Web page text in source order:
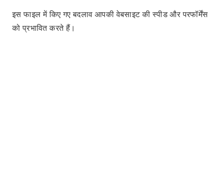
इस फाइल में किए गए बदलाव आपकी वेबसाइट की स्पीड और परफॉर्मेंस
को प्रभावित करते हैं।